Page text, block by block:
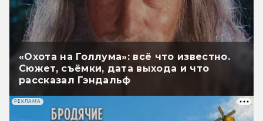
«Охота на Голлума»: всё что известно.
Сюжет, съёмки, дата выхода и что
рассказал Гэндальф
РЕКЛАМА